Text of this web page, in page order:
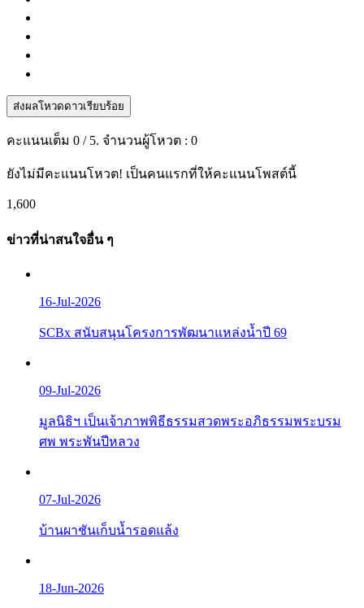
ส่งผลโหวดดาวเรียบร้อย
คะแนนเต็ม 0 / 5. จำนวนผู้โหวต : 0
ยังไม่มีคะแนนโหวต! เป็นคนแรกที่ให้คะแนนโพสต์นี้
1,600
ข่าวที่น่าสนใจอื่น ๆ
16-Jul-2026
SCBx สนับสนุนโครงการพัฒนาแหล่งน้ำปี 69
09-Jul-2026
มูลนิธิฯ เป็นเจ้าภาพพิธีธรรมสวดพระอภิธรรมพระบรม
ศพ พระพันปีหลวง
07-Jul-2026
บ้านผาชันเก็บน้ำรอดแล้ง
18-Jun-2026